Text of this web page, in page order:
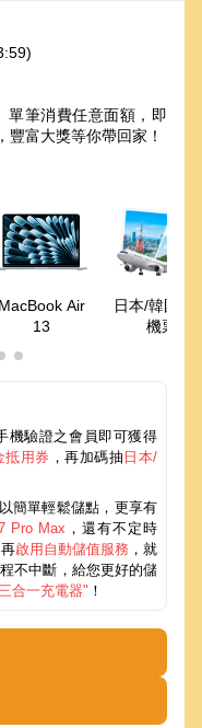
」單筆消費任意面額，即
富大獎等你帶回家！
MacBook Air
13
日本/韓國來
機票
機驗證之會員即可獲得
抵用券 ，再加碼抽 日本/
簡單輕鬆儲點，更享有
Pro Max ，還有不定時
啟用自動儲值服務 ，就
不中斷，給您更好的儲
合一充電器" ！